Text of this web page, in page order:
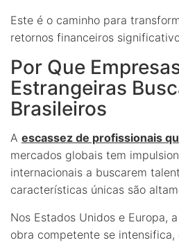
Este é o caminho para
retornos financeiros
Por Que
Estrangeiras
Brasileiros
A escassez de profissionais
mercados globais tem
internacionais a buscarem
características únicas são
Nos Estados Unidos e Europa,
obra competente se intensifica,